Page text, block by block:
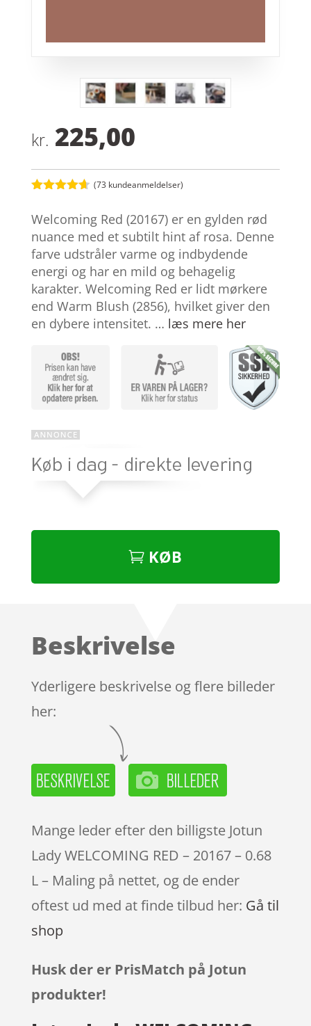
kr. 225,00
ud af 5
baseret på
kundebedø
mmelser
(73 kundeanmeldelser)
Welcoming Red (20167) er en gylden rød
nuance med et subtilt hint af rosa. Denne
farve udstråler varme og indbydende
energi og har en mild og behagelig
karakter. Welcoming Red er lidt mørkere
end Warm Blush (2856), hvilket giver den
en dybere intensitet. … læs mere her
KØB
Beskrivelse
Yderligere beskrivelse og flere billeder
her:
Mange leder efter den billigste Jotun
Lady WELCOMING RED – 20167 – 0.68
L – Maling på nettet, og de ender
oftest ud med at finde tilbud her: Gå til
shop
Husk der er PrisMatch på Jotun
produkter!